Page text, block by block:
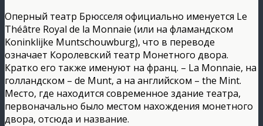
Оперный театр Брюсселя официально именуется Le
Théâtre Royal de la Monnaie (или на фламандском
Koninklijke Muntschouwburg), что в переводе
означает Королевский театр Монетного двора.
Кратко его также именуют на франц. – La Monnaie, на
голландском – de Munt, а на английском – the Mint.
Место, где находится современное здание театра,
первоначально было местом нахождения монетного
двора, отсюда и название.